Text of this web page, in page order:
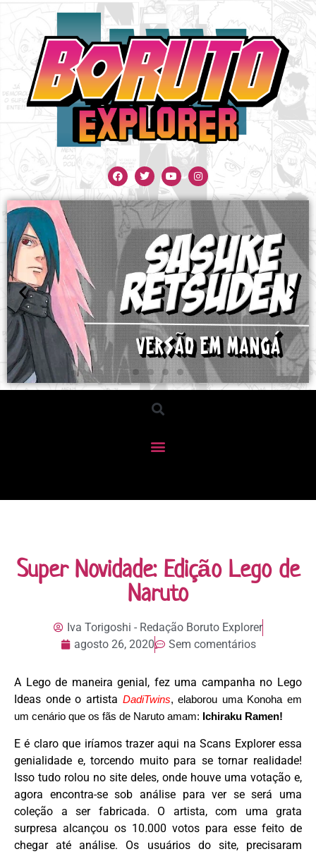
Super Novidade: Edição Lego de
Naruto
Iva Torigoshi - Redação Boruto Explorer
agosto 26, 2020
Sem comentários
A Lego de maneira genial, fez uma campanha no Lego
Ideas onde o artista DadiTwins, elaborou uma Konoha em
um cenário que os fãs de Naruto amam: Ichiraku Ramen!
E é claro que iríamos trazer aqui na Scans Explorer essa
genialidade e, torcendo muito para se tornar realidade!
Isso tudo rolou no site deles, onde houve uma votação e,
agora encontra-se sob análise para ver se será uma
coleção a ser fabricada. O artista, com uma grata
surpresa alcançou os 10.000 votos para esse feito de
chegar até análise. Os usuários do site, precisaram